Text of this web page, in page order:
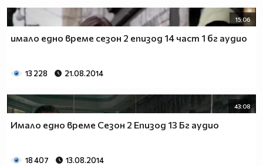
15:06
имало едно време сезон 2 епизод 14 част 1 бг аудио
13 228 21.08.2014
43:08
Имало едно време Сезон 2 Епизод 13 Бг аудио
18 407 13.08.2014